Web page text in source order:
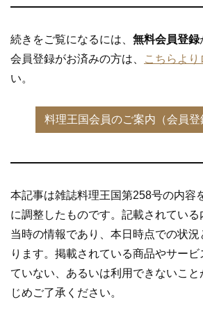
続きをご覧になるには、 無料会員登録
会員登録がお済みの方は、
こちらより
い。
本記事は雑誌料理王国第258号の内容
に調整したものです。記載されている
当時の情報であり、本日時点での状
ります。掲載されている商品やサー
ていない、あるいは利用できないこ
じめご了承ください。